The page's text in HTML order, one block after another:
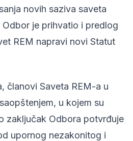
novih saziva saveta
Odbor je prihvatio i predlog
REM napravi novi Statut
članovi Saveta REM-a u
u kojem su
zaključak Odbora potvrđuje
upornog nezakonitog i